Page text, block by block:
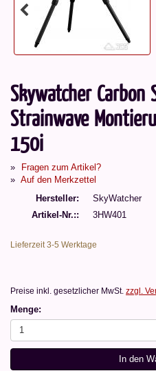
Skywatcher
Strainwave
150i
Fragen zum Artikel?
Auf den Merkzettel
Hersteller
SkyWatcher
Artikel-Nr.:
3HW401
Lieferzeit 3-5 Werktage
Preise inkl. gesetzlicher MwSt. zzgl.
Menge:
1
In den